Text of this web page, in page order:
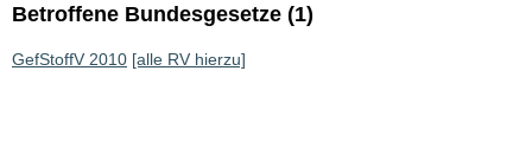
Betroffene Bundesgesetze (1)
GefStoffV 2010 [alle RV hierzu]